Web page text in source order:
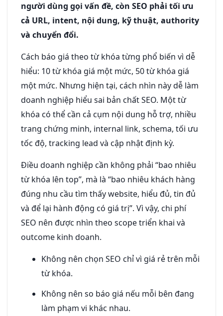
người dùng gọi vấn đề, còn SEO phải tối ưu
cả URL, intent, nội dung, kỹ thuật, authority
và chuyển đổi.
Cách báo giá theo từ khóa từng phổ biến vì dễ
hiểu: 10 từ khóa giá một mức, 50 từ khóa giá
một mức. Nhưng hiện tại, cách nhìn này dễ làm
doanh nghiệp hiểu sai bản chất SEO. Một từ
khóa có thể cần cả cụm nội dung hỗ trợ, nhiều
trang chứng minh, internal link, schema, tối ưu
tốc độ, tracking lead và cập nhật định kỳ.
Điều doanh nghiệp cần không phải “bao nhiêu
từ khóa lên top”, mà là “bao nhiêu khách hàng
đúng nhu cầu tìm thấy website, hiểu đủ, tin đủ
và để lại hành động có giá trị”. Vì vậy, chi phí
SEO nên được nhìn theo scope triển khai và
outcome kinh doanh.
Không nên chọn SEO chỉ vì giá rẻ trên mỗi
từ khóa.
Không nên so báo giá nếu mỗi bên đang
làm phạm vi khác nhau.